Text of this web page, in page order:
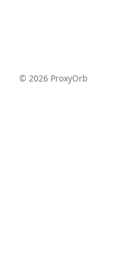
© 2026 ProxyOrb